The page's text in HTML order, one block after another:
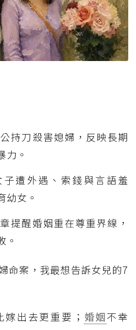
持刀殺害媳婦，反映長期
力。
子遭外遇、索錢與言語羞
幼女。
提醒婚姻重在尊重界線，
。
命案，我最想告訴女兒的7
出去更重要； 婚姻不幸